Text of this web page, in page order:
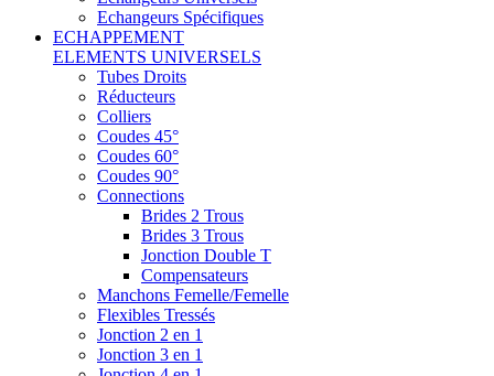
Echangeurs Spécifiques
ECHAPPEMENT
ELEMENTS UNIVERSELS
Tubes Droits
Réducteurs
Colliers
Coudes 45°
Coudes 60°
Coudes 90°
Connections
Brides 2 Trous
Brides 3 Trous
Jonction Double T
Compensateurs
Manchons Femelle/Femelle
Flexibles Tressés
Jonction 2 en 1
Jonction 3 en 1